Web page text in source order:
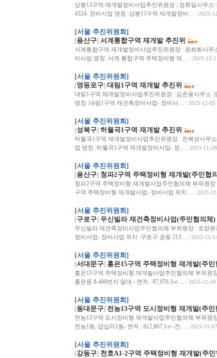
상봉13구역 재개발정비사업추진위원장 : 정휘일사무소
4324- 정비사업 명칭 :상봉13구역 재개발정비…
2025-
[서울 추진위원회]
[용산구] 서계통합구역 재개발 추진위
서계통합구역 재개발정비사업추진위원장 : 윤희화사무
비사업 명칭 :서계 통합구역 주택정비형 재…
2025-12-
[서울 추진위원회]
[영등포구] 대림1구역 재개발 추진위
대림1구역 재개발정비사업추진위원장 : 김준용사무소 :
명칭 :대림1구역 재건축정비사업- 정비사…
2025-12-05
[서울 추진위원회]
[성북구] 하월곡1구역 재개발 추진위
하월곡1구역 재개발정비사업추진위원장 : 천복성사무
업 명칭 :하월곡1구역 재개발정비사업- 정…
2025-11-28
[서울 추진위원회]
[용산구] 청파2구역 주택정비형 재개발(주민협
청파2구역 주택정비형 재개발사업주민협의체 부위원
구역 주택정비형 재개발사업- 정비사업 위치…
2025-
[서울 추진위원회]
[구로구] 우신빌라 재건축정비사업(주민협의체)
우신빌라 재건축정비사업주민협의체 부위원장 : 조정
정비사업- 정비사업 위치 :구로구 궁동 213…
2025-11-
[서울 추진위원회]
[서대문구] 홍은15구역 주택정비형 재개발(주민
홍은15구역 주택정비형 재개발사업주민협의체 부위원
홍은동 8-400번지 일대 - 면적 : 87,976.3㎡…
2025-11-10
[서울 추진위원회]
[동대문구] 전농13구역 도시정비형 재개발(주민
전농13구역 도시정비형 재개발사업주민협의체 부위원
전농1동, 답십리1동- 면적 : 812,867.1㎡-건…
2025-11-07
[서울 추진위원회]
[강동구] 천호A1-2구역 주택정비형 재개발(주